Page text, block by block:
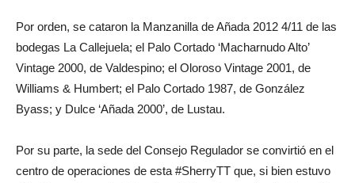
Por orden, se cataron la Manzanilla de Añada 2012 4/11 de las
bodegas La Callejuela; el Palo Cortado ‘Macharnudo Alto’
Vintage 2000, de Valdespino; el Oloroso Vintage 2001, de
Williams & Humbert; el Palo Cortado 1987, de González
Byass; y Dulce ‘Añada 2000’, de Lustau.
Por su parte, la sede del Consejo Regulador se convirtió en el
centro de operaciones de esta #SherryTT que, si bien estuvo